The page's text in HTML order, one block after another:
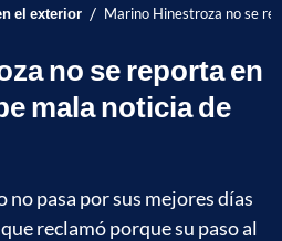
el exterior / Marino Hinestroza no se
no se reporta en
mala noticia de
no pasa por sus mejores días
reclamó porque su paso al